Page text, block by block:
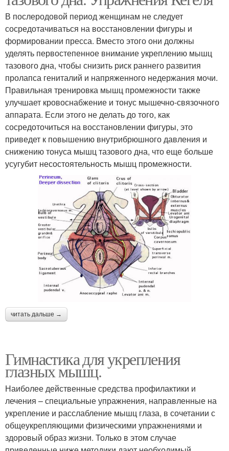
В послеродовой период женщинам не следует
сосредотачиваться на восстановлении фигуры и
формировании пресса. Вместо этого они должны
уделять первостепенное внимание укреплению мышц
тазового дна, чтобы снизить риск раннего развития
пролапса гениталий и напряженного недержания мочи.
Правильная тренировка мышц промежности также
улучшает кровоснабжение и тонус мышечно-связочного
аппарата. Если этого не делать до того, как
сосредоточиться на восстановлении фигуры, это
приведет к повышению внутрибрюшного давления и
снижению тонуса мышц тазового дна, что еще больше
усугубит несостоятельность мышц промежности.
читать дальше →
Гимнастика для укрепления
глазных мышц.
Наиболее действенные средства профилактики и
лечения – специальные упражнения, направленные на
укрепление и расслабление мышц глаза, в сочетании с
общеукрепляющими физическими упражнениями и
здоровый образ жизни. Только в этом случае